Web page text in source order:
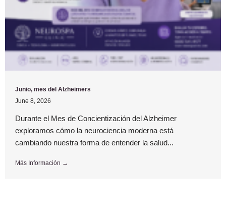
Junio, mes del Alzheimers
June 8, 2026
Durante el Mes de Concientización del Alzheimer
exploramos cómo la neurociencia moderna está
cambiando nuestra forma de entender la salud...
Más Información →